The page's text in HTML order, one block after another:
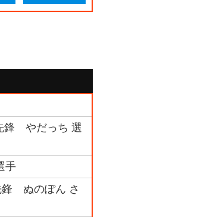
鋒 やだっち 選
手
鋒 ぬのぽん さ